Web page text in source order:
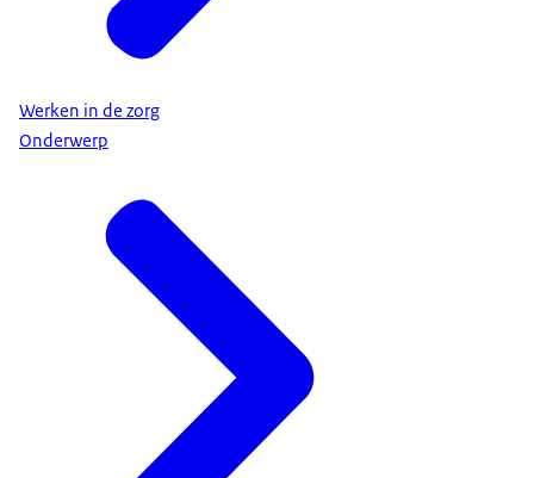
Werken in de zorg
Onderwerp